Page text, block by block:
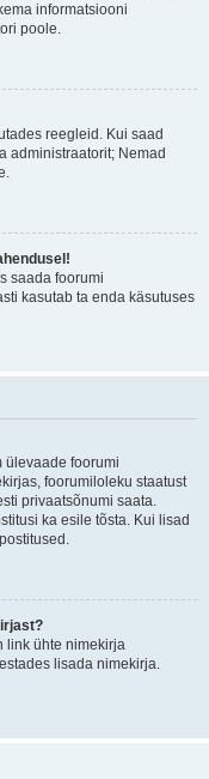
informatsiooni
poole.
reegleid. Kui saad
administraatorit; Nemad
saada foorumi
kasutab ta enda käsutuses
ülevaade foorumi
foorumiloleku staatust
privaatsõnumi saata.
ka esile tõsta. Kui lisad
link ühte nimekirja
lisada nimekirja.